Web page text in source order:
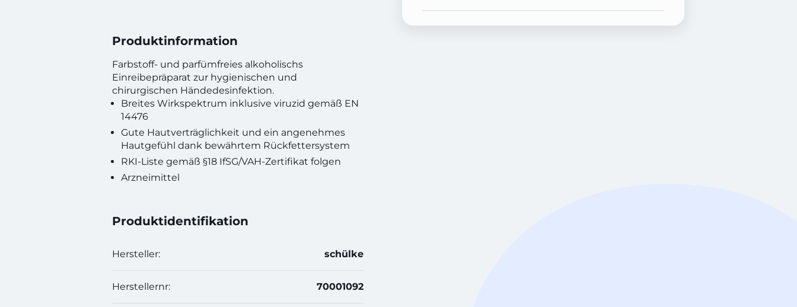
Produktinformation
Farbstoff- und parfümfreies alkoholischs
Einreibepräparat zur hygienischen und
chirurgischen Händedesinfektion.
Breites Wirkspektrum inklusive viruzid gemäß EN
14476
Gute Hautverträglichkeit und ein angenehmes
Hautgefühl dank bewährtem Rückfettersystem
RKI-Liste gemäß §18 IfSG/VAH-Zertifikat folgen
Arzneimittel
Produktidentifikation
Hersteller: schülke
Herstellernr: 70001092